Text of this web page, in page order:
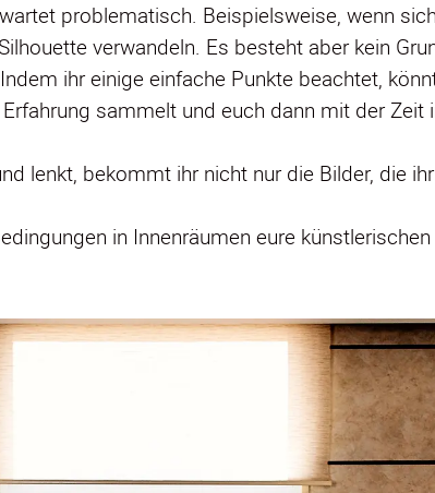
problematisch. Beispielsweise, wenn
verwandeln. Es besteht aber kein
ihr einige einfache Punkte beachtet,
sammelt und euch dann mit der
lenkt, bekommt ihr nicht nur die Bilder, die
in Innenräumen eure